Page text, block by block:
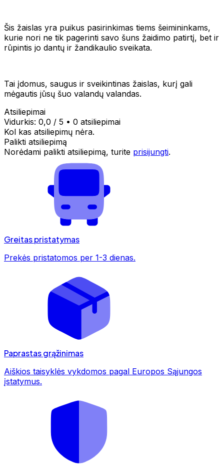
Šis žaislas yra puikus pasirinkimas tiems šeimininkams,
kurie nori ne tik pagerinti savo šuns žaidimo patirtį, bet ir
rūpintis jo dantų ir žandikaulio sveikata.
Tai įdomus, saugus ir sveikintinas žaislas, kurį gali
mėgautis jūsų šuo valandų valandas.
Atsiliepimai
Vidurkis: 0,0 / 5 • 0 atsiliepimai
Kol kas atsiliepimų nėra.
Palikti atsiliepimą
Norėdami palikti atsiliepimą, turite prisijungti.
Greitas pristatymas
Prekės pristatomos per 1-3 dienas.
Paprastas grąžinimas
Aiškios taisyklės vykdomos pagal Europos Sąjungos
įstatymus.